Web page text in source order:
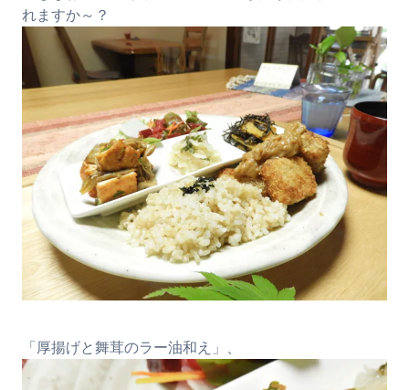
れますか～？
「厚揚げと舞茸のラー油和え」、